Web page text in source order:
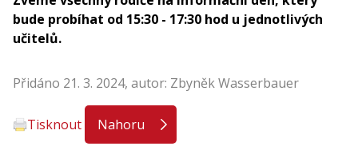
bude probíhat od 15:30 - 17:30 hod u jednotlivých
učitelů.
Přidáno 21. 3. 2024, autor: Zbyněk Wasserbauer
Tisknout Nahoru